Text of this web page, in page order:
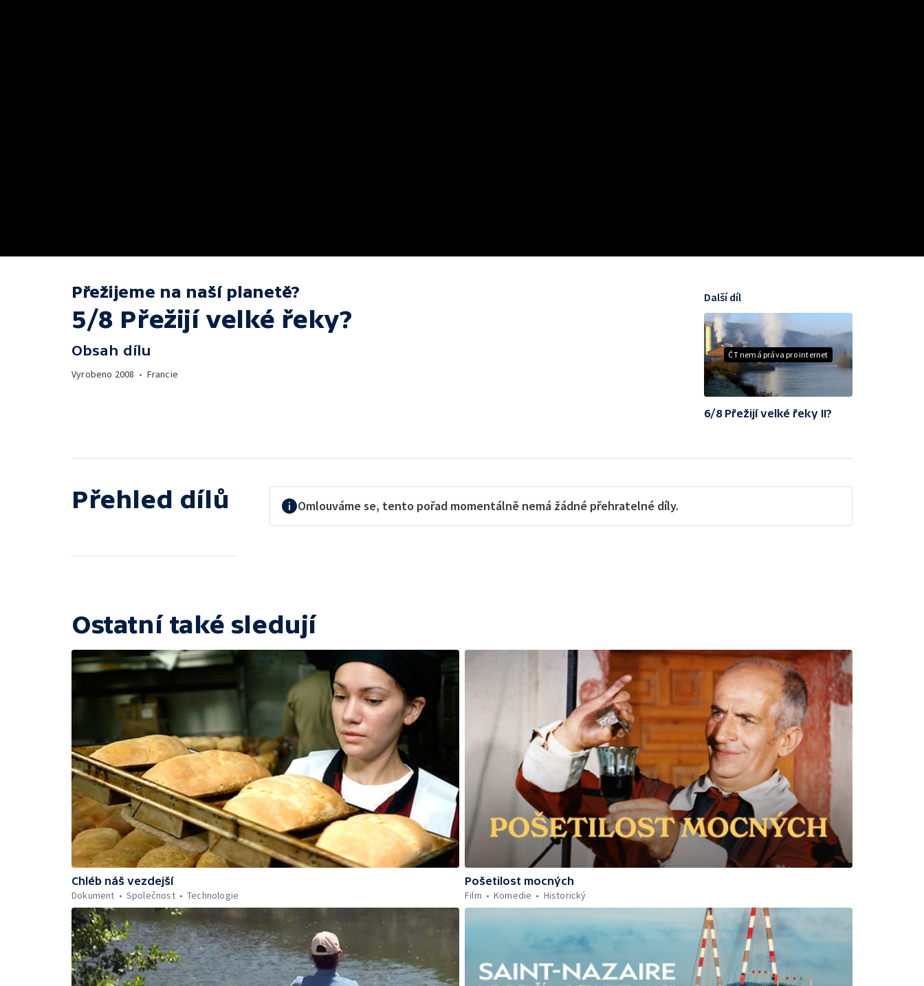
Přežijeme na naší planetě?
5/8 Přežijí velké řeky?
Obsah dílu
Vyrobeno 2008 • Francie
ČT nemá práva pro internet
Další díl
6/8 Přežijí velké řeky II?
Přehled dílů Omlouváme se, tento pořad momentálně nemá žádné přehratelné díly.
Ostatní také sledují
Chléb náš vezdejší
Dokument
Společnost Technologie
Pošetilost mocných
Film
Komedie Historický